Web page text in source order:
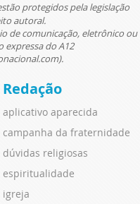
protegidos pela legislação
autoral.
de comunicação, eletrônico ou
expressa do A12
Redação
aplicativo aparecida
campanha da fraternidade
dúvidas religiosas
espiritualidade
igreja